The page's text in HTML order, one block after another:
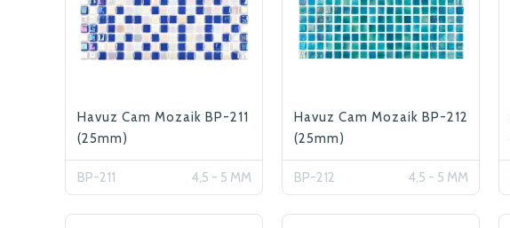
Havuz Cam Mozaik BP-211
(25mm)
BP-211 4,5 - 5 MM
Havuz Cam Mozaik BP-212
(25mm)
BP-212 4,5 - 5 MM